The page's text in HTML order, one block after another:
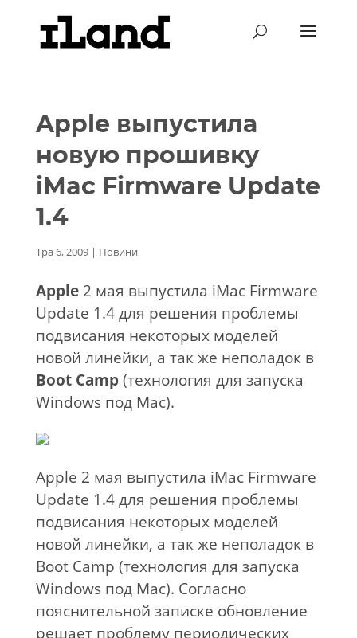
Apple выпустила
новую прошивку
iMac Firmware Update
1.4
Тра 6, 2009| Новини
Apple2 мая выпустила iMac Firmware
Update 1.4 для решения проблемы
подвисания некоторых моделей
новой линейки, а так же неполадок в
Boot Camp(технология для запуска
Windows под Mac).
Apple 2 мая выпустила iMac Firmware
Update 1.4 для решения проблемы
подвисания некоторых моделей
новой линейки, а так же неполадок в
Boot Camp (технология для запуска
Windows под Mac). Согласно
пояснительной записке обновление
решает проблему периодических